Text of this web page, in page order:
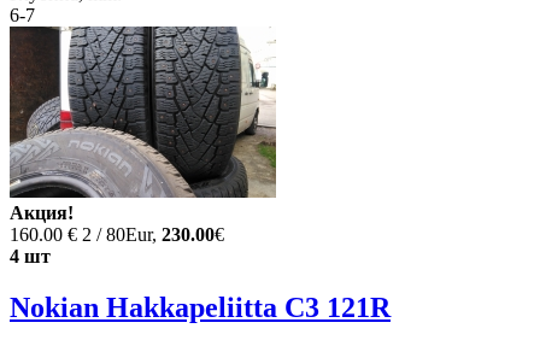
6-7
Акция!
160.00 € 2 / 80Eur, 230.00€
4 шт
Nokian Hakkapeliitta C3 121R